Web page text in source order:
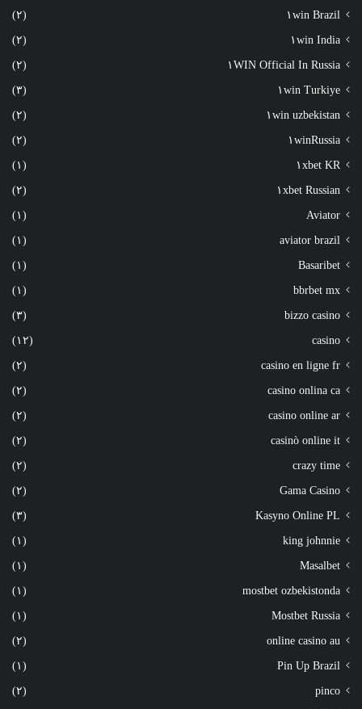
١win Brazil (٢)
١win India (٢)
١WIN Official In Russia (٢)
١win Turkiye (٣)
١win uzbekistan (٢)
١winRussia (٢)
١xbet KR (١)
١xbet Russian (٢)
Aviator (١)
aviator brazil (١)
Basaribet (١)
bbrbet mx (١)
bizzo casino (٣)
casino (١٢)
casino en ligne fr (٢)
casino onlina ca (٢)
casino online ar (٢)
casinò online it (٢)
crazy time (٢)
Gama Casino (٢)
Kasyno Online PL (٣)
king johnnie (١)
Masalbet (١)
mostbet ozbekistonda (١)
Mostbet Russia (١)
online casino au (٢)
Pin Up Brazil (١)
pinco (٢)